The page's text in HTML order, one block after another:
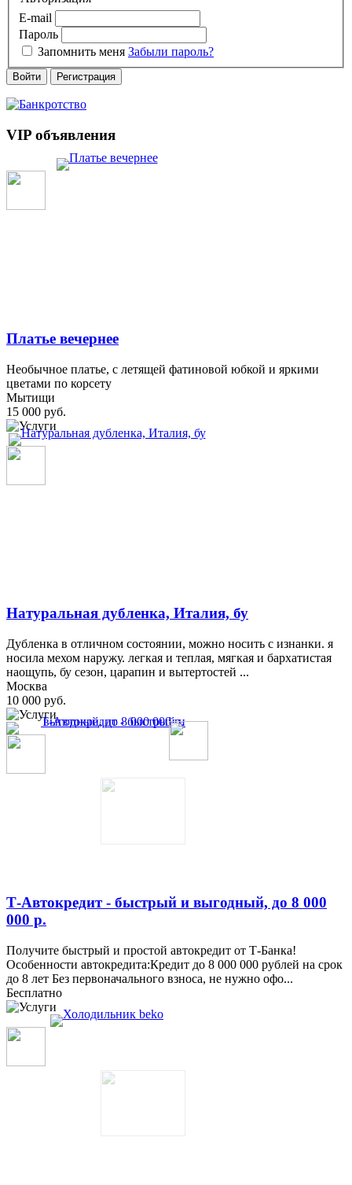
E-mail
Пароль
Запомнить меня Забыли пароль?
Войти Регистрация
VIP объявления
Платье вечернее
Необычное платье, с летящей фатиновой юбкой и яркими
цветами по корсету
Мытищи
15 000 руб.
Натуральная дубленка, Италия, бу
Дубленка в отличном состоянии, можно носить с изнанки. я
носила мехом наружу. легкая и теплая, мягкая и бархатистая
наощупь, бу сезон, царапин и вытертостей ...
Москва
10 000 руб.
Т-Автокредит - быстрый и выгодный, до 8 000
000 р.
Получите быстрый и простой автокредит от Т-Банка!
Особенности автокредита:Кредит до 8 000 000 рублей на срок
до 8 лет Без первоначального взноса, не нужно офо...
Бесплатно